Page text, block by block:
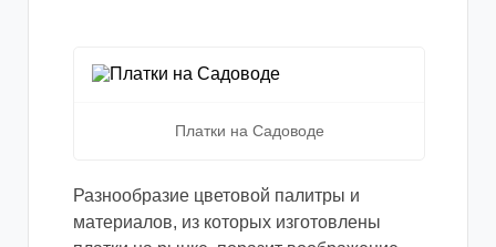
Платки на Садоводе
Разнообразие цветовой палитры и
материалов, из которых изготовлены